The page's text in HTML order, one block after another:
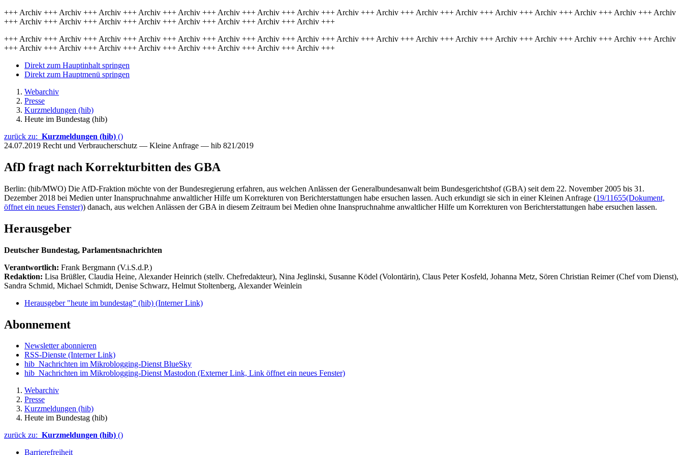
+++ Archiv +++ Archiv +++ Archiv +++ Archiv +++ Archiv +++ Archiv +++ Archiv +++ Archiv +++ Archiv +++ Archiv +++ Archiv +++ Archiv +++ Archiv +++ Archiv +++ Archiv +++ Archiv +++ Archiv
+++ Archiv +++ Archiv +++ Archiv +++ Archiv +++ Archiv +++ Archiv +++ Archiv +++ Archiv +++
+++ Archiv +++ Archiv +++ Archiv +++ Archiv +++ Archiv +++ Archiv +++ Archiv +++ Archiv +++ Archiv +++ Archiv +++ Archiv +++ Archiv +++ Archiv +++ Archiv +++ Archiv +++ Archiv +++ Archiv
+++ Archiv +++ Archiv +++ Archiv +++ Archiv +++ Archiv +++ Archiv +++ Archiv +++ Archiv +++
Direkt zum Hauptinhalt springen
Direkt zum Hauptmenü springen
Webarchiv
Presse
Kurzmeldungen (hib)
Heute im Bundestag (hib)
zurück zu: Kurzmeldungen (hib) ()
24.07.2019 Recht und Verbraucherschutz — Kleine Anfrage — hib 821/2019
AfD fragt nach Korrekturbitten des GBA
Berlin: (hib/MWO) Die AfD-Fraktion möchte von der Bundesregierung erfahren, aus welchen Anlässen der Generalbundesanwalt beim Bundesgerichtshof (GBA) seit dem 22. November 2005 bis 31.
Dezember 2018 bei Medien unter Inanspruchnahme anwaltlicher Hilfe um Korrekturen von Berichterstattungen habe ersuchen lassen. Auch erkundigt sie sich in einer Kleinen Anfrage (19/11655(Dokument,
öffnet ein neues Fenster)) danach, aus welchen Anlässen der GBA in diesem Zeitraum bei Medien ohne Inanspruchnahme anwaltlicher Hilfe um Korrekturen von Berichterstattungen habe ersuchen lassen.
Herausgeber
Deutscher Bundestag, Parlamentsnachrichten
Verantwortlich: Frank Bergmann (V.i.S.d.P.)
Redaktion: Lisa Brüßler, Claudia Heine, Alexander Heinrich (stellv. Chefredakteur), Nina Jeglinski, Susanne Ködel (Volontärin), Claus Peter Kosfeld, Johanna Metz, Sören Christian Reimer (Chef vom Dienst),
Sandra Schmid, Michael Schmidt, Denise Schwarz, Helmut Stoltenberg, Alexander Weinlein
Herausgeber "heute im bundestag" (hib) (Interner Link)
Abonnement
Newsletter abonnieren
RSS-Dienste (Interner Link)
hib_Nachrichten im Mikroblogging-Dienst BlueSky
hib_Nachrichten im Mikroblogging-Dienst Mastodon (Externer Link, Link öffnet ein neues Fenster)
Webarchiv
Presse
Kurzmeldungen (hib)
Heute im Bundestag (hib)
zurück zu: Kurzmeldungen (hib) ()
Barrierefreiheit